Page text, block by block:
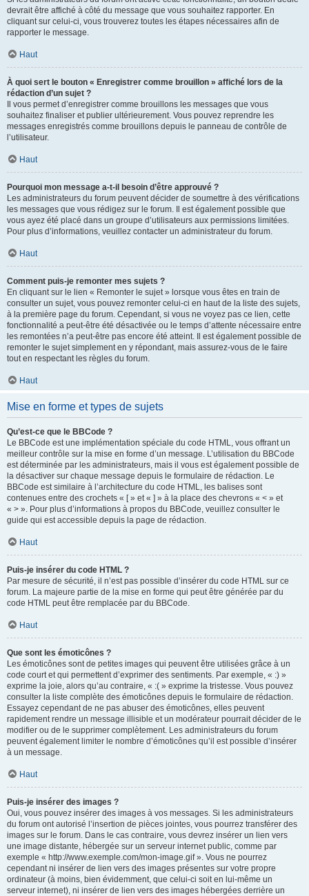
devrait être affiché à côté du message que vous souhaitez rapporter. En
cliquant sur celui-ci, vous trouverez toutes les étapes nécessaires afin de
rapporter le message.
Haut
À quoi sert le bouton « Enregistrer comme brouillon » affiché lors de la
rédaction d’un sujet ?
Il vous permet d’enregistrer comme brouillons les messages que vous
souhaitez finaliser et publier ultérieurement. Vous pouvez reprendre les
messages enregistrés comme brouillons depuis le panneau de contrôle de
l’utilisateur.
Haut
Pourquoi mon message a-t-il besoin d’être approuvé ?
Les administrateurs du forum peuvent décider de soumettre à des vérifications
les messages que vous rédigez sur le forum. Il est également possible que
vous ayez été placé dans un groupe d’utilisateurs aux permissions limitées.
Pour plus d’informations, veuillez contacter un administrateur du forum.
Haut
Comment puis-je remonter mes sujets ?
En cliquant sur le lien « Remonter le sujet » lorsque vous êtes en train de
consulter un sujet, vous pouvez remonter celui-ci en haut de la liste des sujets,
à la première page du forum. Cependant, si vous ne voyez pas ce lien, cette
fonctionnalité a peut-être été désactivée ou le temps d’attente nécessaire entre
les remontées n’a peut-être pas encore été atteint. Il est également possible de
remonter le sujet simplement en y répondant, mais assurez-vous de le faire
tout en respectant les règles du forum.
Haut
Mise en forme et types de sujets
Qu’est-ce que le BBCode ?
Le BBCode est une implémentation spéciale du code HTML, vous offrant un
meilleur contrôle sur la mise en forme d’un message. L’utilisation du BBCode
est déterminée par les administrateurs, mais il vous est également possible de
la désactiver sur chaque message depuis le formulaire de rédaction. Le
BBCode est similaire à l’architecture du code HTML, les balises sont
contenues entre des crochets « [ » et « ] » à la place des chevrons « < » et
« > ». Pour plus d’informations à propos du BBCode, veuillez consulter le
guide qui est accessible depuis la page de rédaction.
Haut
Puis-je insérer du code HTML ?
Par mesure de sécurité, il n’est pas possible d’insérer du code HTML sur ce
forum. La majeure partie de la mise en forme qui peut être générée par du
code HTML peut être remplacée par du BBCode.
Haut
Que sont les émoticônes ?
Les émoticônes sont de petites images qui peuvent être utilisées grâce à un
code court et qui permettent d’exprimer des sentiments. Par exemple, « :) »
exprime la joie, alors qu’au contraire, « :( » exprime la tristesse. Vous pouvez
consulter la liste complète des émoticônes depuis le formulaire de rédaction.
Essayez cependant de ne pas abuser des émoticônes, elles peuvent
rapidement rendre un message illisible et un modérateur pourrait décider de le
modifier ou de le supprimer complètement. Les administrateurs du forum
peuvent également limiter le nombre d’émoticônes qu’il est possible d’insérer
à un message.
Haut
Puis-je insérer des images ?
Oui, vous pouvez insérer des images à vos messages. Si les administrateurs
du forum ont autorisé l’insertion de pièces jointes, vous pourrez transférer des
images sur le forum. Dans le cas contraire, vous devrez insérer un lien vers
une image distante, hébergée sur un serveur internet public, comme par
exemple « http://www.exemple.com/mon-image.gif ». Vous ne pourrez
cependant ni insérer de lien vers des images présentes sur votre propre
ordinateur (à moins, bien évidemment, que celui-ci soit en lui-même un
serveur internet), ni insérer de lien vers des images hébergées derrière un